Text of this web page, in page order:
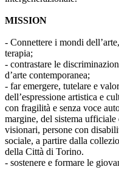
MISSION
- Connettere i mondi
terapia;
- contrastare le
d’arte contemporanea;
- far emergere, tutelare e
dell’espressione artistica e
con fragilità e senza voce
margine, del sistema
visionari, persone con
sociale, a partire dalla
della Città di Torino.
- sostenere e formare le